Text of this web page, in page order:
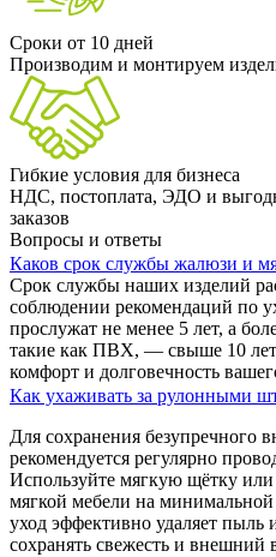
Сроки от 10 дней
Производим и монтируем
Гибкие условия для бизнеса
НДС, постоплата, ЭДО и
заказов
Вопросы и ответы
Каков срок службы жалюзи и
Срок службы наших изделий
соблюдении рекомендаций по
прослужат не менее 5 лет, а
такие как ПВХ, — свыше 10
комфорт и долговечность
Как ухаживать за рулонными
Для сохранения безупречного
рекомендуется регулярно
Используйте мягкую щётку или
мягкой мебели на
уход эффективно удаляет пыль
сохранять свежесть и внешний